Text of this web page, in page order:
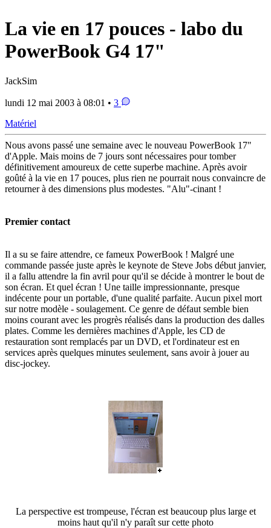
La vie en 17 pouces - labo du
PowerBook G4 17"
JackSim
lundi 12 mai 2003 à 08:01 • 3
Matériel
Nous avons passé une semaine avec le nouveau PowerBook 17"
d'Apple. Mais moins de 7 jours sont nécessaires pour tomber
définitivement amoureux de cette superbe machine. Après avoir
goûté à la vie en 17 pouces, plus rien ne pourrait nous convaincre de
retourner à des dimensions plus modestes. "Alu"-cinant !
Premier contact
Il a su se faire attendre, ce fameux PowerBook ! Malgré une
commande passée juste après le keynote de Steve Jobs début janvier,
il a fallu attendre la fin avril pour qu'il se décide à montrer le bout de
son écran. Et quel écran ! Une taille impressionnante, presque
indécente pour un portable, d'une qualité parfaite. Aucun pixel mort
sur notre modèle - soulagement. Ce genre de défaut semble bien
moins courant avec les progrès réalisés dans la production des dalles
plates. Comme les dernières machines d'Apple, les CD de
restauration sont remplacés par un DVD, et l'ordinateur est en
services après quelques minutes seulement, sans avoir à jouer au
disc-jockey.
La perspective est trompeuse, l'écran est beaucoup plus large et
moins haut qu'il n'y paraît sur cette photo